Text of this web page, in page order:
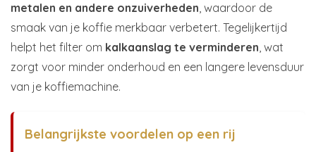
metalen en andere onzuiverheden, waardoor de
smaak van je koffie merkbaar verbetert. Tegelijkertijd
helpt het filter om kalkaanslag te verminderen, wat
zorgt voor minder onderhoud en een langere levensduur
van je koffiemachine.
Belangrijkste voordelen op een rij